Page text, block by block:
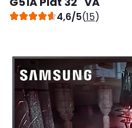
4,6/5(15)